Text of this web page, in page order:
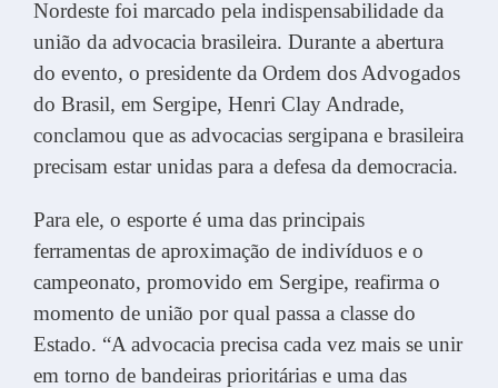
Nordeste foi marcado pela indispensabilidade da
união da advocacia brasileira. Durante a abertura
do evento, o presidente da Ordem dos Advogados
do Brasil, em Sergipe, Henri Clay Andrade,
conclamou que as advocacias sergipana e brasileira
precisam estar unidas para a defesa da democracia.
Para ele, o esporte é uma das principais
ferramentas de aproximação de indivíduos e o
campeonato, promovido em Sergipe, reafirma o
momento de união por qual passa a classe do
Estado. “A advocacia precisa cada vez mais se unir
em torno de bandeiras prioritárias e uma das